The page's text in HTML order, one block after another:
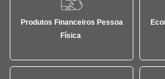
Produtos Financeiros Pessoa
Física